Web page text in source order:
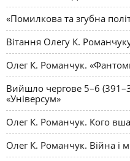
«Помилкова та згубна
Вітання Олегу К.
Олег К. Романчук.
Вийшло чергове 5–6
«Універсум»
Олег К. Романчук. Кого
Олег К. Романчук. Війна і